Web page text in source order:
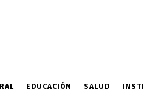
EDUCACIÓN SALUD